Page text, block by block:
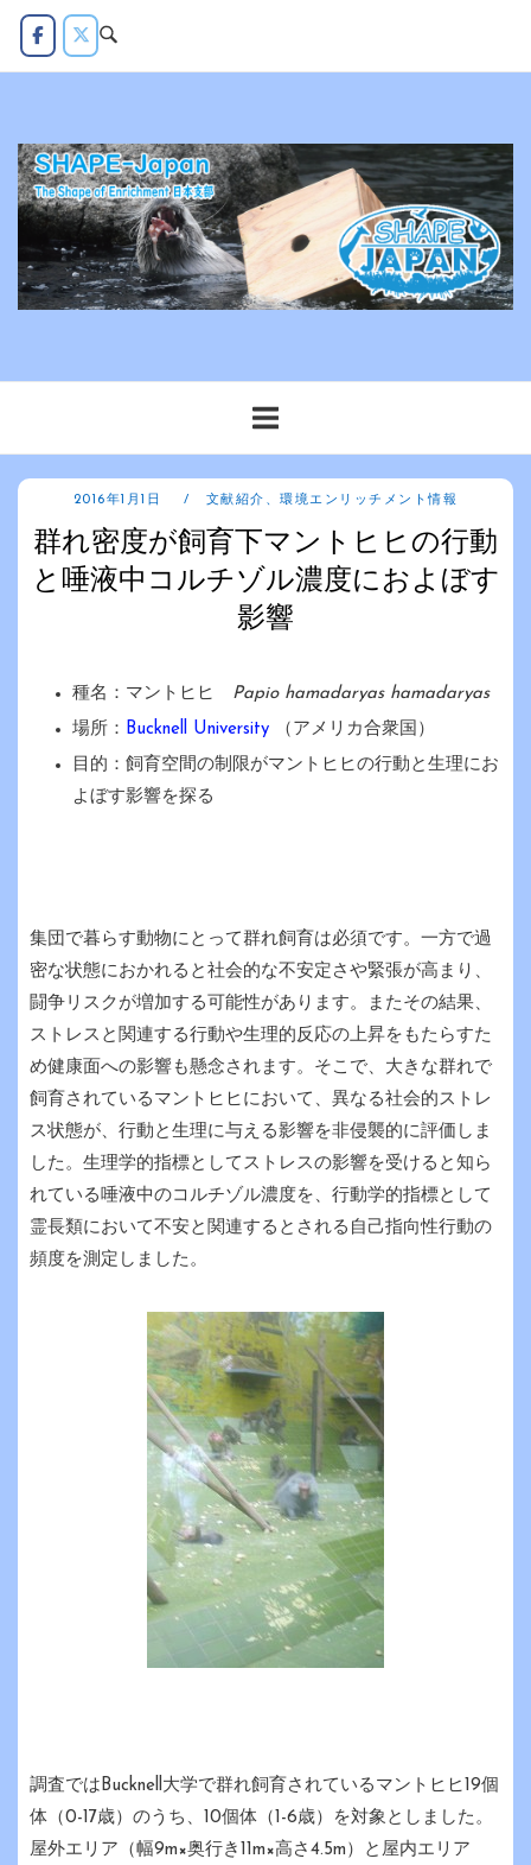
2016年1月1日 文献紹介 、環境エンリッチメント情報
群れ密度が飼育下マントヒヒの行動
と唾液中コルチゾル濃度におよぼす
影響
種名：マントヒヒ Papio hamadaryas hamadaryas
場所： Bucknell University （アメリカ合衆国）
目的：飼育空間の制限がマントヒヒの行動と生理にお
よぼす影響を探る
集団で暮らす動物にとって群れ飼育は必須です。一方で過
密な状態におかれると社会的な不安定さや緊張が高まり、
闘争リスクが増加する可能性があります。またその結果、
ストレスと関連する行動や生理的反応の上昇をもたらすた
め健康面への影響も懸念されます。そこで、大きな群れで
飼育されているマントヒヒにおいて、異なる社会的ストレ
ス状態が、行動と生理に与える影響を非侵襲的に評価しま
した。生理学的指標としてストレスの影響を受けると知ら
れている唾液中のコルチゾル濃度を、行動学的指標として
霊長類において不安と関連するとされる自己指向性行動の
頻度を測定しました。
調査ではBucknell大学で群れ飼育されているマントヒヒ19個
体（0-17歳）のうち、10個体（1-6歳）を対象としました。
屋外エリア（幅9m×奥行き11m×高さ4.5m）と屋内エリア